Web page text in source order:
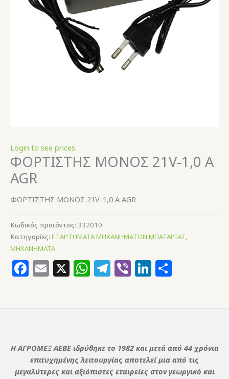
Login to see prices
ΦΟΡΤΙΣΤΗΣ ΜΟΝΟΣ 21V-1,0 Α
AGR
ΦΟΡΤΙΣΤΗΣ ΜΟΝΟΣ 21V-1,0 Α AGR
Κωδικός προϊόντος: 332010
Κατηγορίες: ΕΞΑΡΤΗΜΑΤΑ ΜΗΧΑΝΗΜΑΤΩΝ ΜΠΑΤΑΡΙΑΣ,
ΜΗΧΑΝΗΜΑΤΑ
Facebook
Email
X WhatsApp
Telegram
ViberLinkedIn
Η ΑΓΡΟΜΕΞ ΑΕΒΕ ιδρύθηκε το 1982 και μετά από 44 χρόνια
επιτυχημένης λειτουργίας αποτελεί μια από τις
μεγαλύτερες και αξιόπιστες εταιρείες στον γεωργικό και